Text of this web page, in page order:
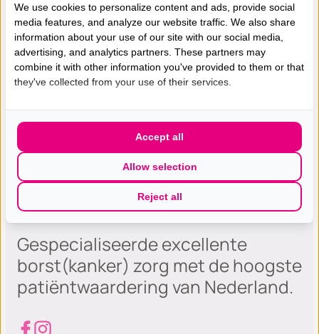
Erfelijkheidsonderzoek
Dicht Borstklierweefsel – Dense D
Gespecialiseerde excellente
borst(kanker) zorg met de hoogste
patiëntwaardering van Nederland.
We use cookies to personalize content and ads, provide social
media features, and analyze our website traffic. We also share
information about your use of our site with our social media,
advertising, and analytics partners. These partners may
combine it with other information you've provided to them or that
they've collected from your use of their services.
Reject all
Allow selection
Accept all